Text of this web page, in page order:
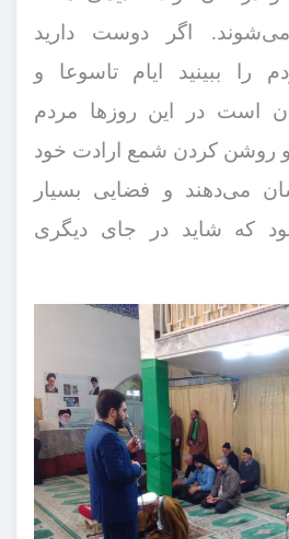
می‌شوند. اگر دوست دارید
را ببینید ایام تاسوعا و
است در این روزها مردم
روشن کردن شمع ارادت خود
می‌دهند و فضایی بسیار
که شاید در جای دیگری